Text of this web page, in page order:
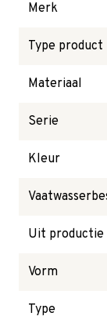
Merk
Type product
Materiaal
Serie
Kleur
Uit productie
Vorm
Type